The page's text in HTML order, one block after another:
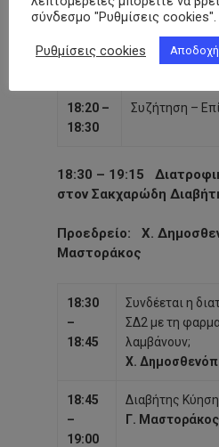
18:20
ΣΔ2: Πότε και
Γ. Τσούτσας
18:20 –
18:30
Συζήτηση –
18:30 – 19:15
στον Σακχαρώδη
Προεδρείο: Χ.
Μαστοράκος
18:30
–
18:45
Συνδέεται η
ΣΔ2 με τη
λαμβάνουν;
Χ.
18:45
–
19:00
Διαβήτης
Γ. Μαστοράκος
σύνδεσμο "Ρυθμίσεις cookies".
Ρυθμίσεις cookies